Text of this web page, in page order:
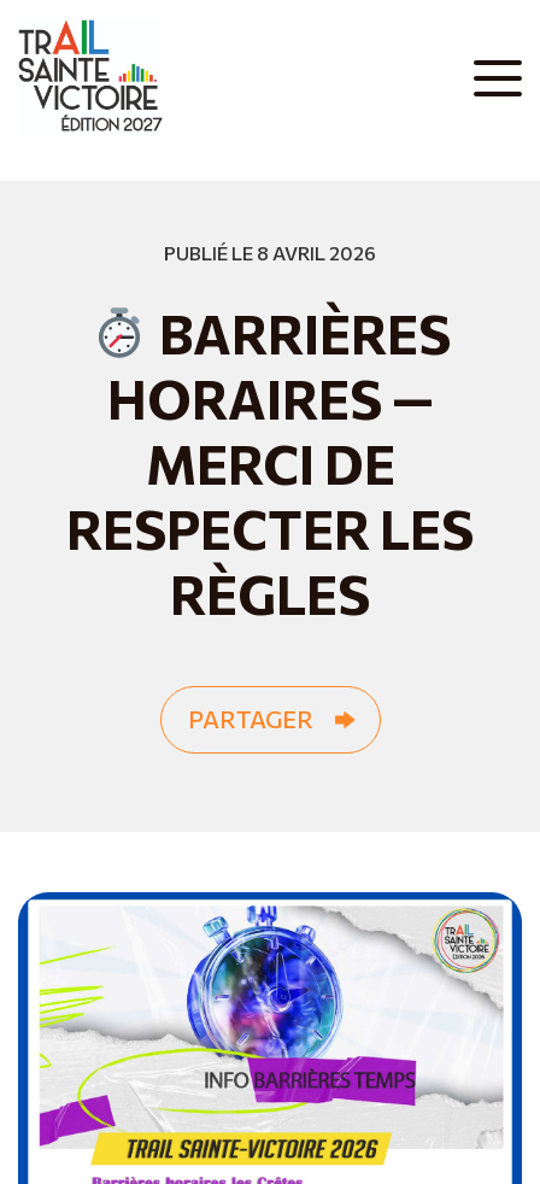
PUBLIÉ LE 8 AVRIL 2026
BARRIÈRES
HORAIRES —
MERCI DE
RESPECTER LES
RÈGLES
PARTAGER